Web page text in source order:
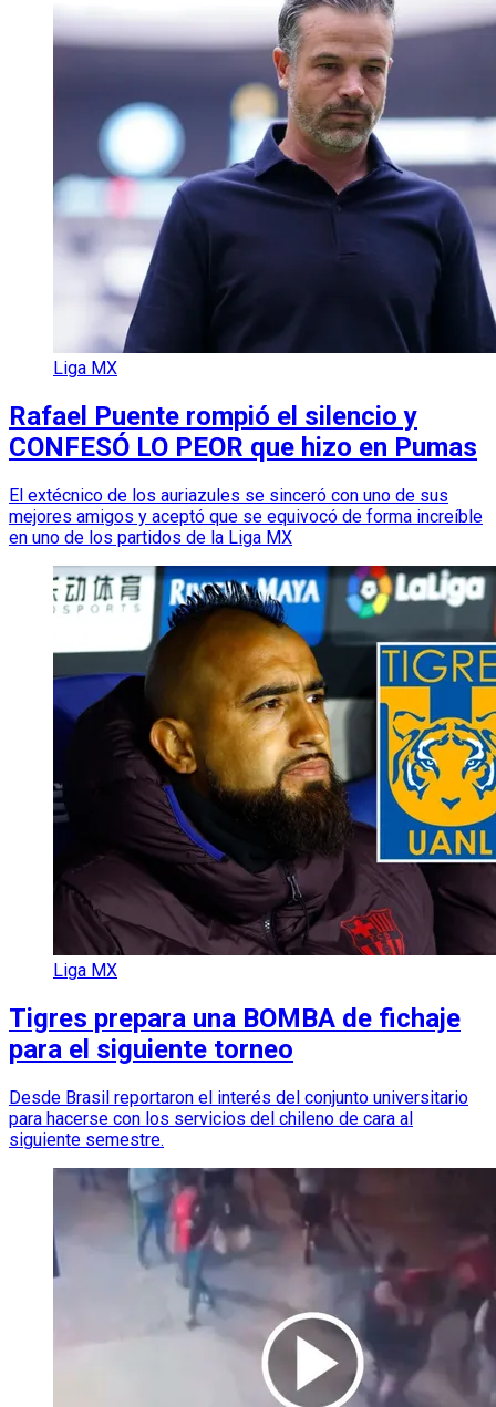
Liga MX
Rafael Puente rompió el silencio y
CONFESÓ LO PEOR que hizo en Pumas
El extécnico de los auriazules se sinceró con uno de sus
mejores amigos y aceptó que se equivocó de forma increíble
en uno de los partidos de la Liga MX
Liga MX
Tigres prepara una BOMBA de fichaje
para el siguiente torneo
Desde Brasil reportaron el interés del conjunto universitario
para hacerse con los servicios del chileno de cara al
siguiente semestre.